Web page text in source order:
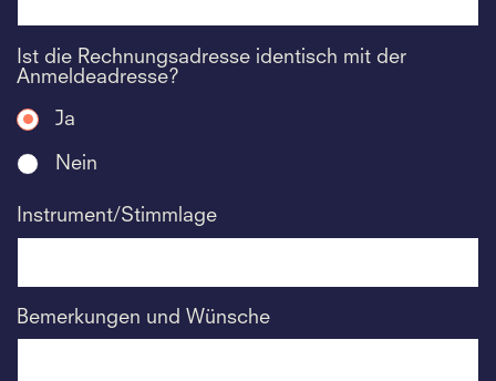
Ist die Rechnungsadresse identisch mit der
Anmeldeadresse?
Ja
Nein
Instrument/Stimmlage
Bemerkungen und Wünsche